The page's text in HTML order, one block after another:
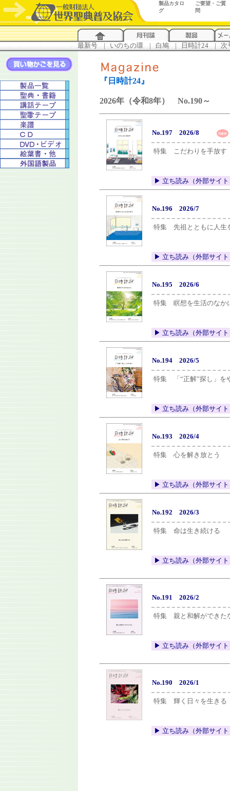
製品カタロ
グ
ご要望・ご質
問
最新号 | いのちの環 | 白鳩 | 日時計24 | 次
『日時計24』
2026年（令和8年） No.190～
No.197 2026/8
特集 こだわりを手放す
▶︎ 立ち読み（外部サイト
No.196 2026/7
特集 先祖とともに人生
▶︎ 立ち読み（外部サイト
No.195 2026/6
特集 瞑想を生活のなか
▶︎ 立ち読み（外部サイト
No.194 2026/5
特集 「“正解”探し」を
▶︎ 立ち読み（外部サイト
No.193 2026/4
特集 心を解き放とう
▶︎ 立ち読み（外部サイト
No.192 2026/3
特集 命は生き続ける
▶︎ 立ち読み（外部サイト
No.191 2026/2
特集 親と和解ができた
▶︎ 立ち読み（外部サイト
No.190 2026/1
特集 輝く日々を生きる
▶︎ 立ち読み（外部サイト